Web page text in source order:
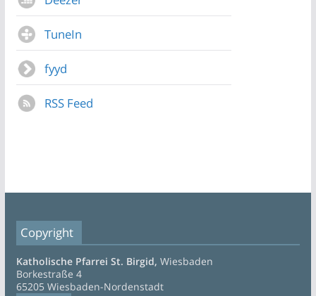
TuneIn
fyyd
RSS Feed
Copyright
Katholische Pfarrei St. Birgid, Wiesbaden
Borkestraße 4
65205 Wiesbaden-Nordenstadt